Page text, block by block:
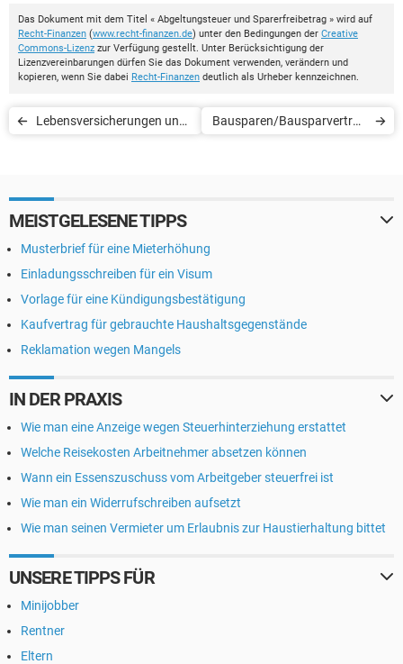
Das Dokument mit dem Titel « Abgeltungsteuer und Sparerfreibetrag » wird auf
Recht-Finanzen (www.recht-finanzen.de) unter den Bedingungen der Creative
Commons-Lizenz zur Verfügung gestellt. Unter Berücksichtigung der
Lizenzvereinbarungen dürfen Sie das Dokument verwenden, verändern und
kopieren, wenn Sie dabei Recht-Finanzen deutlich als Urheber kennzeichnen.
Lebensversicherungen und
Bausparen/Bausparvertrag
MEISTGELESENE TIPPS
Musterbrief für eine Mieterhöhung
Einladungsschreiben für ein Visum
Vorlage für eine Kündigungsbestätigung
Kaufvertrag für gebrauchte Haushaltsgegenstände
Reklamation wegen Mangels
IN DER PRAXIS
Wie man eine Anzeige wegen Steuerhinterziehung erstattet
Welche Reisekosten Arbeitnehmer absetzen können
Wann ein Essenszuschuss vom Arbeitgeber steuerfrei ist
Wie man ein Widerrufschreiben aufsetzt
Wie man seinen Vermieter um Erlaubnis zur Haustierhaltung bittet
UNSERE TIPPS FÜR
Minijobber
Rentner
Eltern